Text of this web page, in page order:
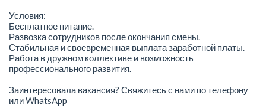
Условия:
Бесплатное питание.
Развозка сотрудников после окончания смены.
Стабильная и своевременная выплата заработной платы.
Работа в дружном коллективе и возможность
профессионального развития.
Заинтересовала вакансия? Свяжитесь с нами по телефону
или WhatsApp